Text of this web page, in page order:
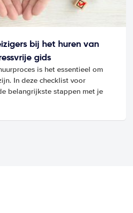
bij het huren van
gids
is het essentieel om
In deze checklist voor
belangrijkste stappen met je